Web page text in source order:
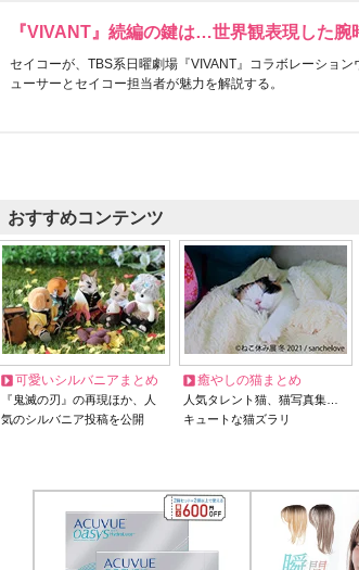
『VIVANT』続編の鍵は…世界観表現した腕
セイコーが、TBS系日曜劇場『VIVANT』コラボレーショ
ューサーとセイコー担当者が魅力を解説する。
おすすめコンテンツ
可愛いシルバニアまとめ
『鬼滅の刃』の再現ほか、人
気のシルバニア投稿を公開
癒やしの猫まとめ
人気タレント猫、猫写真集…
キュートな猫ズラリ